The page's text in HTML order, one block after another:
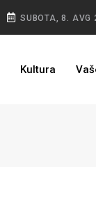
SUBOTA, 8. AVG
Kultura